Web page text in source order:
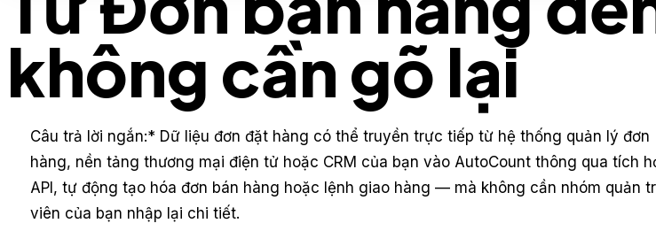
không cần gõ lại
Câu trả lời ngắn:* Dữ liệu đơn đặt hàng có thể truyền trực tiếp từ hệ thống quản lý đơn
hàng, nền tảng thương mại điện tử hoặc CRM của bạn vào AutoCount thông qua tích
API, tự động tạo hóa đơn bán hàng hoặc lệnh giao hàng — mà không cần nhóm quản
viên của bạn nhập lại chi tiết.